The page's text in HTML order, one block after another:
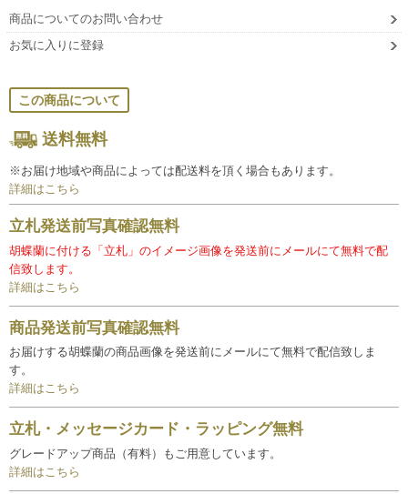
商品についてのお問い合わせ
お気に入りに登録
この商品について
送料無料
※お届け地域や商品によっては配送料を頂く場合もあります。
詳細はこちら
立札発送前写真確認無料
胡蝶蘭に付ける「立札」のイメージ画像を発送前にメールにて無料で配
信致します。
詳細はこちら
商品発送前写真確認無料
お届けする胡蝶蘭の商品画像を発送前にメールにて無料で配信致しま
す。
詳細はこちら
立札・メッセージカード・ラッピング無料
グレードアップ商品（有料）もご用意しています。
詳細はこちら